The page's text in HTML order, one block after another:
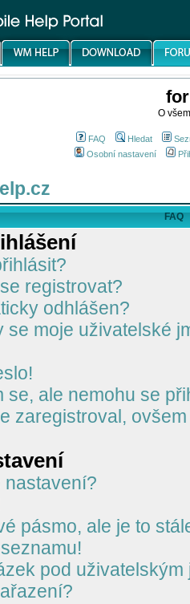
O
FAQ Hledat
Osobní nastavení
FAQ
registrovat?
odhlášen?
se moje uživatelské
se, ale nemohu se
zaregistroval,
nastavení?
pásmo, ale je to
pod uživatelským